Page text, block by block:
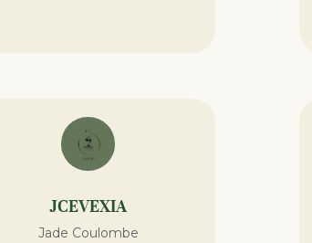
JCEVEXIA
Jade Coulombe